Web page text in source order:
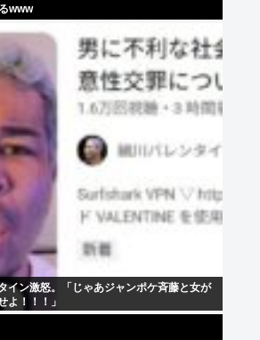
www
イン激怒。「じゃあジャンポケ斉藤と女が
よ！！！」